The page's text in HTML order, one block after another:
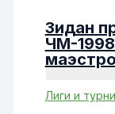
Зидан
ЧМ-1998
маэстро
Лиги и